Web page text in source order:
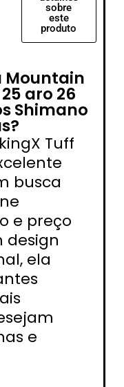
sobre
este
produto
Mountain
aro 26
Shimano
Tuff
busca
e preço
design
ela
e